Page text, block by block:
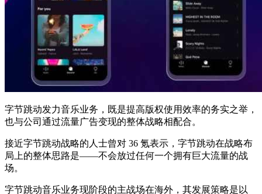
字节跳动发力音乐业务，既是提高版权使用效率的务实之举，
也与公司通过流量广告变现的整体战略相配合。
接近字节跳动战略的人士曾对 36 氪表示，字节跳动在战略布
局上的整体思路是——不会放过任何一个拥有巨大流量的战
场。
字节跳动音乐业务现阶段的主战场在海外，其发展策略是以